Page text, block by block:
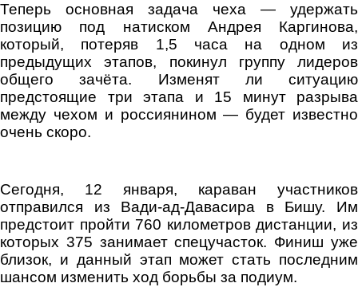
Теперь основная задача чеха — удержать
позицию под натиском Андрея Каргинова,
который, потеряв 1,5 часа на одном из
предыдущих этапов, покинул группу лидеров
общего зачёта. Изменят ли ситуацию
предстоящие три этапа и 15 минут разрыва
между чехом и россиянином — будет известно
очень скоро.
Сегодня, 12 января, караван участников
отправился из Вади-ад-Давасира в Бишу. Им
предстоит пройти 760 километров дистанции, из
которых 375 занимает спецучасток. Финиш уже
близок, и данный этап может стать последним
шансом изменить ход борьбы за подиум.